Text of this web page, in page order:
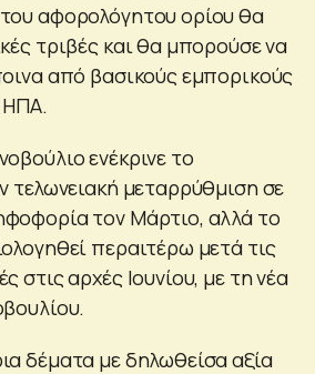
αφορολόγητου ορίου θα
τριβές και θα μπορούσε να
από βασικούς εμπορικούς
ΗΠΑ.
ενέκρινε το
τελωνειακή μεταρρύθμιση σε
τον Μάρτιο, αλλά το
περαιτέρω μετά τις
στις αρχές Ιουνίου, με τη νέα
δέματα με δηλωθείσα αξία